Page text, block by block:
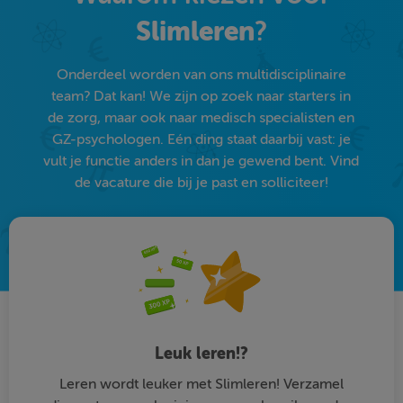
Slimleren?
Onderdeel worden van ons multidisciplinaire
team? Dat kan! We zijn op zoek naar starters in
de zorg, maar ook naar medisch specialisten en
GZ-psychologen. Eén ding staat daarbij vast: je
vult je functie anders in dan je gewend bent. Vind
de vacature die bij je past en solliciteer!
Leuk leren!?
Leren wordt leuker met Slimleren! Verzamel